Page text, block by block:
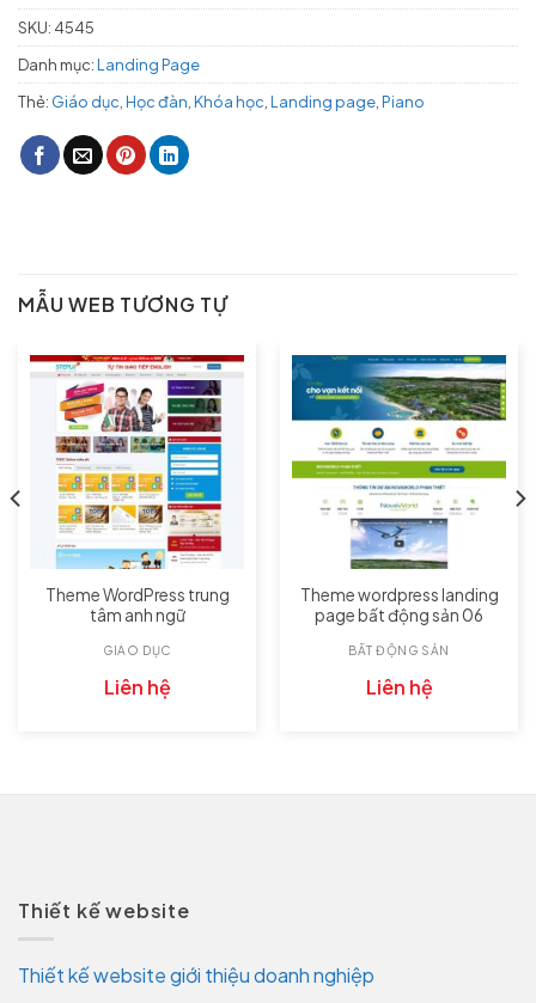
SKU: 4545
Danh mục:Landing Page
Thẻ: Giáo dục Học đàn Khóa học Landing page Piano
MẪU WEB TƯƠNG TỰ
GIÁO DỤC
Theme WordPress trung
tâm anh ngữ
Liên hệ
BẤT ĐỘNG SẢN
Theme wordpress landing
page bất động sản 06
Liên hệ
Thiết kế website
Thiết kế website giới thiệu doanh nghiệp